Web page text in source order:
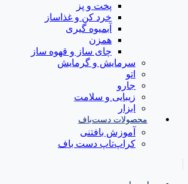
پخت و پز
خرد کن و غذاساز
آبمیوه گیری
همزن
چای ساز و قهوه ساز
سرمایش و گرمایش
اتو
جارو
زیبایی و سلامت
ابزار
محصولات دست‌باف
آموزش بافتنی
کراپ‌تاپ دست باف